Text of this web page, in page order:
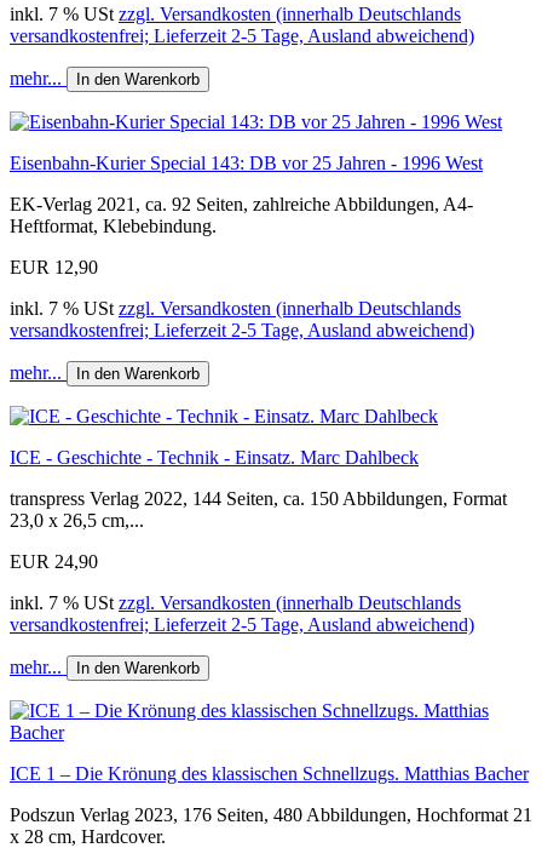
inkl. 7 % USt zzgl. Versandkosten (innerhalb Deutschlands
versandkostenfrei; Lieferzeit 2-5 Tage, Ausland abweichend)
mehr... In den Warenkorb
Eisenbahn-Kurier Special 143: DB vor 25 Jahren - 1996 West
EK-Verlag 2021, ca. 92 Seiten, zahlreiche Abbildungen, A4-
Heftformat, Klebebindung.
EUR 12,90
inkl. 7 % USt zzgl. Versandkosten (innerhalb Deutschlands
versandkostenfrei; Lieferzeit 2-5 Tage, Ausland abweichend)
mehr... In den Warenkorb
ICE - Geschichte - Technik - Einsatz. Marc Dahlbeck
transpress Verlag 2022, 144 Seiten, ca. 150 Abbildungen, Format
23,0 x 26,5 cm,...
EUR 24,90
inkl. 7 % USt zzgl. Versandkosten (innerhalb Deutschlands
versandkostenfrei; Lieferzeit 2-5 Tage, Ausland abweichend)
mehr... In den Warenkorb
ICE 1 – Die Krönung des klassischen Schnellzugs. Matthias Bacher
Podszun Verlag 2023, 176 Seiten, 480 Abbildungen, Hochformat 21
x 28 cm, Hardcover.